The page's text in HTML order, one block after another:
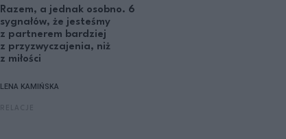
Razem, a jednak osobno. 6
sygnałów, że jesteśmy
z partnerem bardziej
z przyzwyczajenia, niż
z miłości
LENA KAMIŃSKA